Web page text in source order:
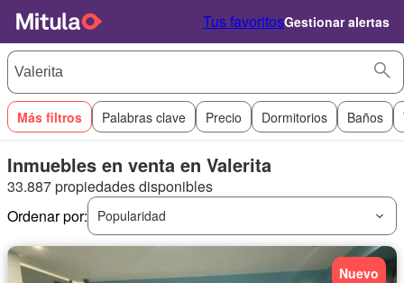
Tus favoritosGestionar alertas
Más filtros Palabras clave Precio Dormitorios Baños
Inmuebles en venta en Valerita
33.887 propiedades disponibles
Ordenar por:
Popularidad
Nuevo